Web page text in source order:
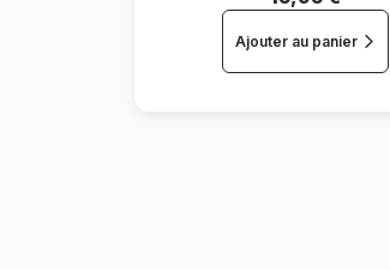
Ajouter au panier